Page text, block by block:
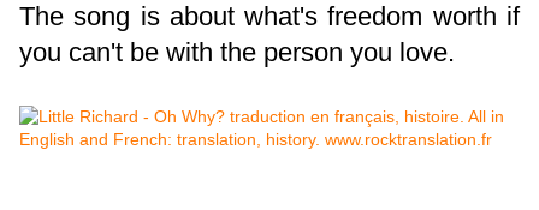
The song is about what's freedom worth if
you can't be with the person you love.